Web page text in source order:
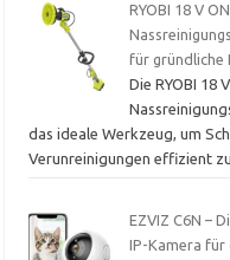
RYOBI 18 V
für gründliche
Die RYOBI 18
das ideale Werkzeug, um
Verunreinigungen effizient zu
EZVIZ C6N –
IP-Kamera für